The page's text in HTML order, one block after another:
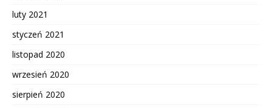
luty 2021
styczeń 2021
listopad 2020
wrzesień 2020
sierpień 2020